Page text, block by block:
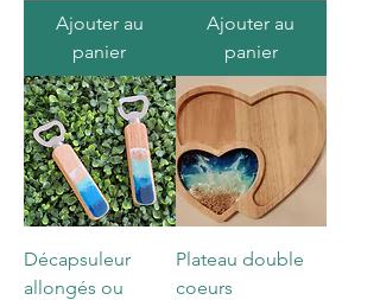
Ajouter au
panier
Ajouter au
panier
Décapsuleur
allongés ou
Plateau double
coeurs